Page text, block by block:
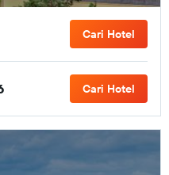
Cari Hotel
Cari Hotel